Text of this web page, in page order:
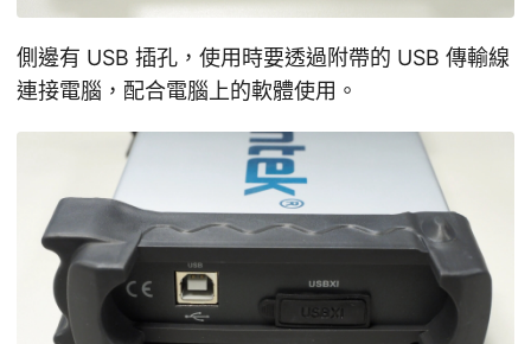
側邊有 USB 插孔，使用時要透過附帶的 USB 傳輸線
連接電腦，配合電腦上的軟體使用。